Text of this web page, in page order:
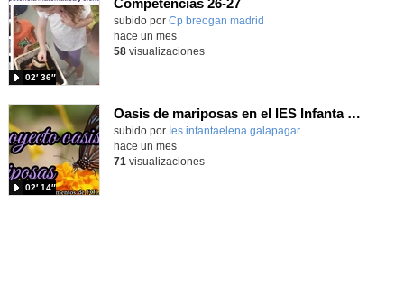
Competencias 26-27- Contenido educativo
Contenido educativo.
subido por Cp breogan madrid
02′ 36″
hace un mes
58visualizaciones
Oasis de mariposas en el IES Infanta Elena
subido por Ies infantaelena galapagar
02′ 14″
-
hace un mes
71 visualizaciones